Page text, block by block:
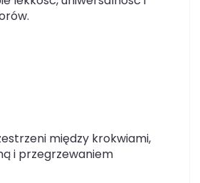
między krokwiami,
i przegrzewaniem